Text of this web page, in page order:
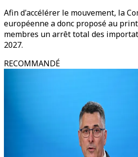
Afin d'accélérer le mouvement, la
européenne a donc proposé au
membres un arrêt total des
2027.
RECOMMANDÉ